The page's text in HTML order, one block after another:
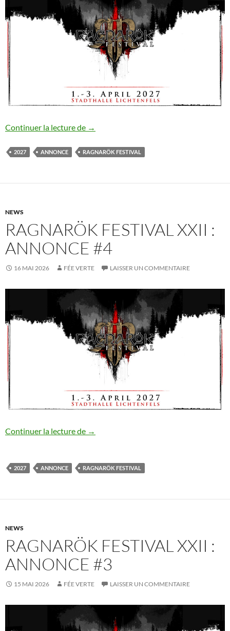
Continuer la lecture de Ragnarök Festival XXII : annonce #5
→
2027 ANNONCE RAGNARÖK FESTIVAL
NEWS
RAGNARÖK FESTIVAL XXII :
ANNONCE #4
16 MAI 2026 FÉE VERTE LAISSER UN COMMENTAIRE
Continuer la lecture de Ragnarök Festival XXII : annonce #4
→
2027 ANNONCE RAGNARÖK FESTIVAL
NEWS
RAGNARÖK FESTIVAL XXII :
ANNONCE #3
15 MAI 2026 FÉE VERTE LAISSER UN COMMENTAIRE